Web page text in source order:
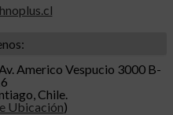
Americo Vespucio 3000 B-
Chile.
Ubicación)